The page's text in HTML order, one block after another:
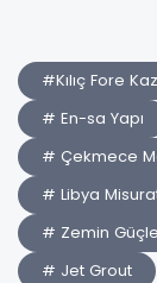
#Kılıç Fore
# En-sa Yapı
# Çekmece
# Libya
# Zemin
# Jet Grout